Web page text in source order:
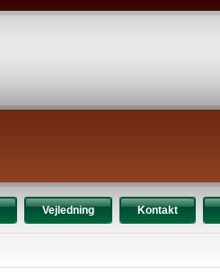
Vejledning Kontakt